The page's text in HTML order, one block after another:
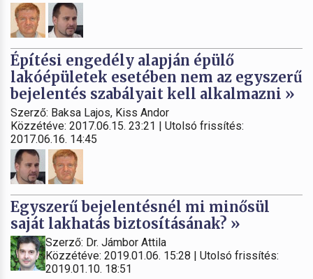
Építési engedély alapján épülő
lakóépületek esetében nem az egyszerű
bejelentés szabályait kell alkalmazni »
Szerző: Baksa Lajos, Kiss Andor
Közzétéve: 2017.06.15. 23:21 | Utolsó frissítés:
2017.06.16. 14:45
Egyszerű bejelentésnél mi minősül
saját lakhatás biztosításának? »
Szerző: Dr. Jámbor Attila
Közzétéve: 2019.01.06. 15:28 | Utolsó frissítés:
2019.01.10. 18:51